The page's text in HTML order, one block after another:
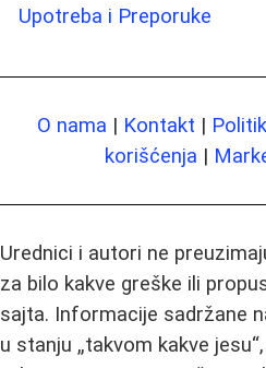
Upotreba i Preporuke
O nama | Kontakt |
korišćenja |
Urednici i autori ne
za bilo kakve greške ili
sajta. Informacije sadržane
u stanju „takvom kakve